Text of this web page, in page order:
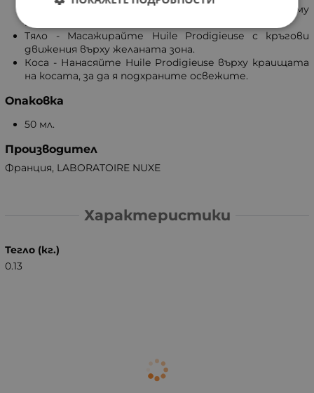
движения от центъра на лицето към външния му
контур.
Тяло - Масажирайте Huile Prodigieuse с кръгови
движения върху желаната зона.
Коса - Нанасяйте Huile Prodigieuse върху краищата
на косата, за да я подхраните освежите.
Опаковка
50 мл.
Производител
Франция, LABORATOIRE NUXE
Характеристики
Тегло (кг.)
0.13